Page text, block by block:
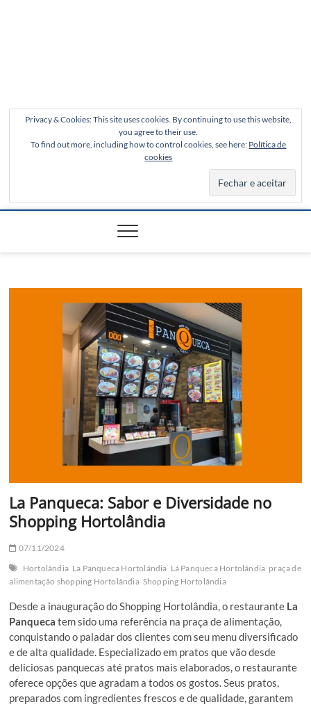
Privacy & Cookies: This site uses cookies. By continuing to use this website,
you agree to their use.
To find out more, including how to control cookies, see here: Política de
cookies
La Panqueca: Sabor e Diversidade no
Shopping Hortolândia
07/11/2024
Hortolândia La Panqueca Hortolãndia Lá Panqueca Hortolândia praça de
alimentação shopping Hortolândia Shopping Hortolândia
Desde a inauguração do Shopping Hortolândia, o restaurante La
Panqueca tem sido uma referência na praça de alimentação,
conquistando o paladar dos clientes com seu menu diversificado
e de alta qualidade. Especializado em pratos que vão desde
deliciosas panquecas até pratos mais elaborados, o restaurante
oferece opções que agradam a todos os gostos. Seus pratos,
preparados com ingredientes frescos e de qualidade, garantem